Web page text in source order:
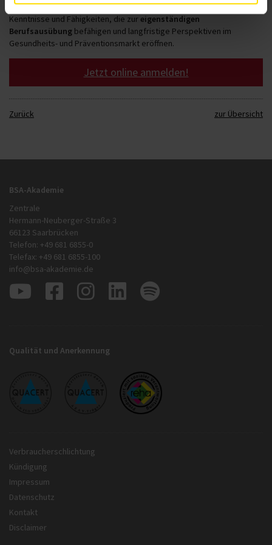
„Profiqualifikation“zugeordnet. Sie vermittelt umfassende
Kenntnisse und Fähigkeiten, die zur eigenständigen
Berufsausübung befähigen und langfristige Perspektiven im
Gesundheits- und Präventionsmarkt eröffnen.
Jetzt online anmelden!
Zurück zur Übersicht
BSA-Akademie
Zentrale
Hermann-Neuberger-Straße 3
66123 Saarbrücken
Telefon: +49 681 6855-0
Telefax: +49 681 6855-100
info@bsa-akademie.de
Qualität und Anerkennung
Verbraucherschlichtung
Kündigung
Impressum
Datenschutz
Kontakt
Disclaimer